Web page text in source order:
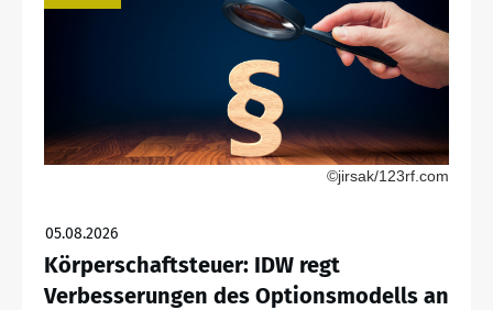
©jirsak/123rf.com
05.08.2026
Körperschaftsteuer: IDW regt
Verbesserungen des Optionsmodells an